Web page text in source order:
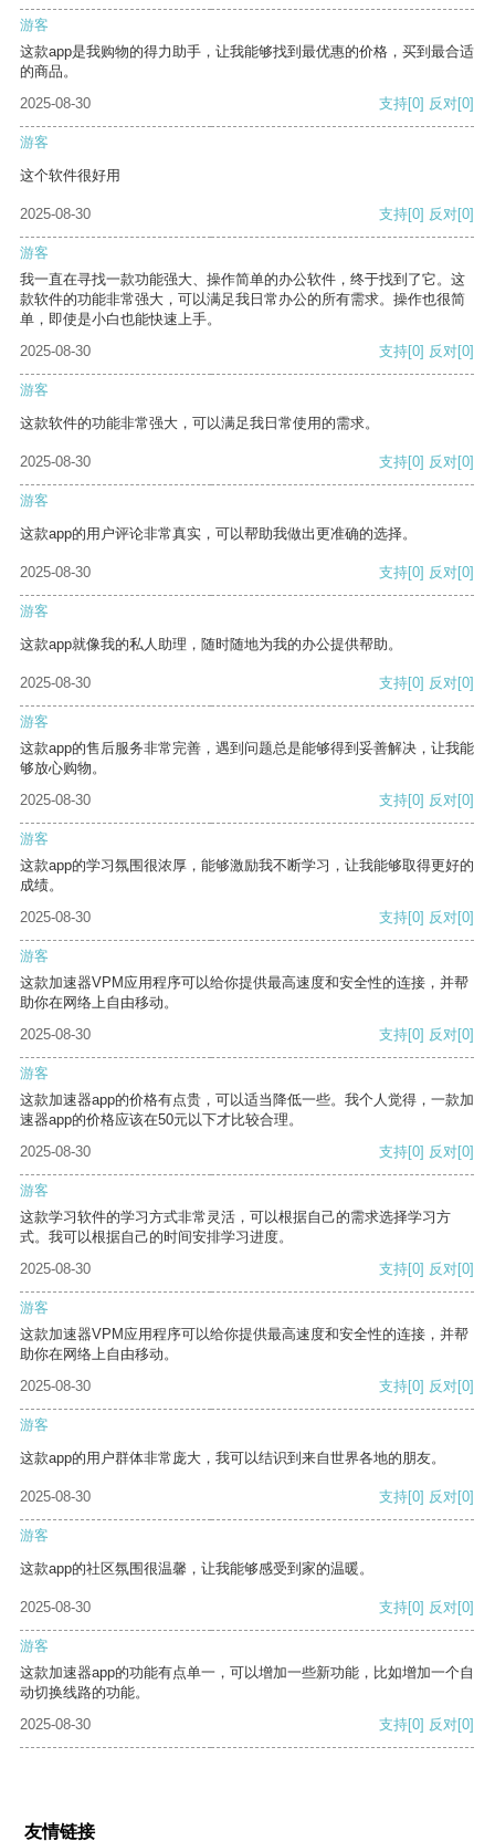
游客
这款app是我购物的得力助手，让我能够找到最优惠的价格，买到最合适
的商品。
2025-08-30
支持[0] 反对[0]
游客
这个软件很好用
2025-08-30 支持[0] 反对[0]
游客
我一直在寻找一款功能强大、操作简单的办公软件，终于找到了它。这
款软件的功能非常强大，可以满足我日常办公的所有需求。操作也很简
单，即使是小白也能快速上手。
2025-08-30
支持[0] 反对[0]
游客
这款软件的功能非常强大，可以满足我日常使用的需求。
2025-08-30 支持[0] 反对[0]
游客
这款app的用户评论非常真实，可以帮助我做出更准确的选择。
2025-08-30 支持[0] 反对[0]
游客
这款app就像我的私人助理，随时随地为我的办公提供帮助。
2025-08-30 支持[0] 反对[0]
游客
这款app的售后服务非常完善，遇到问题总是能够得到妥善解决，让我能
够放心购物。
2025-08-30
支持[0] 反对[0]
游客
这款app的学习氛围很浓厚，能够激励我不断学习，让我能够取得更好的
成绩。
2025-08-30
支持[0] 反对[0]
游客
这款加速器VPM应用程序可以给你提供最高速度和安全性的连接，并帮
助你在网络上自由移动。
2025-08-30
支持[0] 反对[0]
游客
这款加速器app的价格有点贵，可以适当降低一些。我个人觉得，一款加
速器app的价格应该在50元以下才比较合理。
2025-08-30
支持[0] 反对[0]
游客
这款学习软件的学习方式非常灵活，可以根据自己的需求选择学习方
式。我可以根据自己的时间安排学习进度。
2025-08-30
支持[0] 反对[0]
游客
这款加速器VPM应用程序可以给你提供最高速度和安全性的连接，并帮
助你在网络上自由移动。
2025-08-30
支持[0] 反对[0]
游客
这款app的用户群体非常庞大，我可以结识到来自世界各地的朋友。
2025-08-30 支持[0] 反对[0]
游客
这款app的社区氛围很温馨，让我能够感受到家的温暖。
2025-08-30 支持[0] 反对[0]
游客
这款加速器app的功能有点单一，可以增加一些新功能，比如增加一个自
动切换线路的功能。
2025-08-30
支持[0] 反对[0]
友情链接